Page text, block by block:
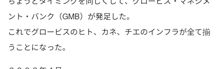
ント・バンク（GMB）が発足した。
これでグロービスのヒト、カネ、チエのインフラが全て揃
うことになった。